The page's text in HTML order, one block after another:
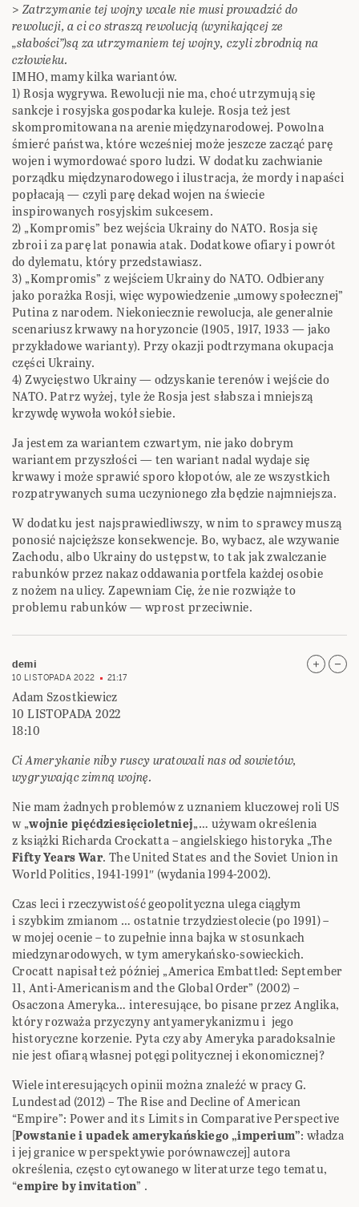
>Zatrzymanie tej wojny wcale nie musi prowadzić do
rewolucji, a ci co straszą rewolucją (wynikającej ze
„słabości”)są za utrzymaniem tej wojny, czyli zbrodnią na
człowieku.
IMHO, mamy kilka wariantów.
1) Rosja wygrywa. Rewolucji nie ma, choć utrzymują się
sankcje i rosyjska gospodarka kuleje. Rosja też jest
skompromitowana na arenie międzynarodowej. Powolna
śmierć państwa, które wcześniej może jeszcze zacząć parę
wojen i wymordować sporo ludzi. W dodatku zachwianie
porządku międzynarodowego i ilustracja, że mordy i napaści
popłacają — czyli parę dekad wojen na świecie
inspirowanych rosyjskim sukcesem.
2) „Kompromis” bez wejścia Ukrainy do NATO. Rosja się
zbroi i za parę lat ponawia atak. Dodatkowe ofiary i powrót
do dylematu, który przedstawiasz.
3) „Kompromis” z wejściem Ukrainy do NATO. Odbierany
jako porażka Rosji, więc wypowiedzenie „umowy społecznej”
Putina z narodem. Niekoniecznie rewolucja, ale generalnie
scenariusz krwawy na horyzoncie (1905, 1917, 1933 — jako
przykładowe warianty). Przy okazji podtrzymana okupacja
części Ukrainy.
4) Zwycięstwo Ukrainy — odzyskanie terenów i wejście do
NATO. Patrz wyżej, tyle że Rosja jest słabsza i mniejszą
krzywdę wywoła wokół siebie.
Ja jestem za wariantem czwartym, nie jako dobrym
wariantem przyszłości — ten wariant nadal wydaje się
krwawy i może sprawić sporo kłopotów, ale ze wszystkich
rozpatrywanych suma uczynionego zła będzie najmniejsza.
W dodatku jest najsprawiedliwszy, w nim to sprawcy muszą
ponosić najcięższe konsekwencje. Bo, wybacz, ale wzywanie
Zachodu, albo Ukrainy do ustępstw, to tak jak zwalczanie
rabunków przez nakaz oddawania portfela każdej osobie
z nożem na ulicy. Zapewniam Cię, że nie rozwiąże to
problemu rabunków — wprost przeciwnie.
demi
10 LISTOPADA 2022 21:17
Adam Szostkiewicz
10 LISTOPADA 2022
18:10
Ci Amerykanie niby ruscy uratowali nas od sowietów,
wygrywając zimną wojnę.
Nie mam żadnych problemów z uznaniem kluczowej roli US
w „wojnie pięćdziesięcioletniej„… używam określenia
z książki Richarda Crockatta – angielskiego historyka „The
Fifty Years War. The United States and the Soviet Union in
World Politics, 1941-1991″ (wydania 1994-2002).
Czas leci i rzeczywistość geopolityczna ulega ciągłym
i szybkim zmianom … ostatnie trzydziestolecie (po 1991) –
w mojej ocenie – to zupełnie inna bajka w stosunkach
miedzynarodowych, w tym amerykańsko-sowieckich.
Crocatt napisał też później „America Embattled: September
11, Anti-Americanism and the Global Order” (2002) –
Osaczona Ameryka… interesujące, bo pisane przez Anglika,
który rozważa przyczyny antyamerykanizmu i jego
historyczne korzenie. Pyta czy aby Ameryka paradoksalnie
nie jest ofiarą własnej potęgi politycznej i ekonomicznej?
Wiele interesujących opinii można znaleźć w pracy G.
Lundestad (2012) – The Rise and Decline of American
“Empire”: Power and its Limits in Comparative Perspective
[Powstanie i upadek amerykańskiego „imperium”: władza
i jej granice w perspektywie porównawczej] autora
określenia, często cytowanego w literaturze tego tematu,
“empire by invitation” .